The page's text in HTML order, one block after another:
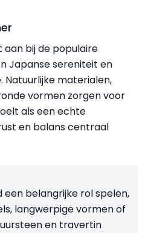
bij de populaire
Japanse sereniteit en
Natuurlijke materialen,
vormen zorgen voor
als een echte
en balans centraal
een belangrijke rol spelen,
langwerpige vormen of
en travertin